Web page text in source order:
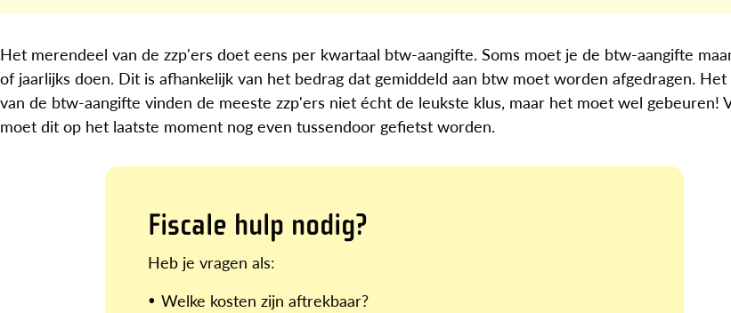
Het merendeel van de zzp'ers doet eens per kwartaal btw-aangifte. Soms moet je de btw-aangifte
of jaarlijks doen. Dit is afhankelijk van het bedrag dat gemiddeld aan btw moet worden afgedragen. Het
van de btw-aangifte vinden de meeste zzp'ers niet écht de leukste klus, maar het moet wel gebeuren!
moet dit op het laatste moment nog even tussendoor gefietst worden.
Fiscale hulp nodig?
Heb je vragen als:
Welke kosten zijn aftrekbaar?